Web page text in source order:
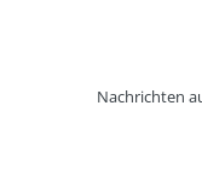
Nachrichten